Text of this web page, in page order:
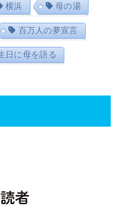
横浜 母の湯
百万人の夢宣言
日に母を語る